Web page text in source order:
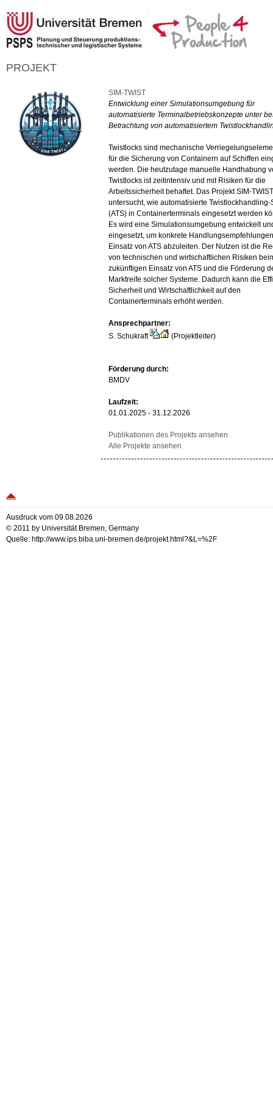
PROJEKT
SIM-TWIST
Entwicklung einer Simulationsumgebung für
automatisierte Terminalbetriebskonzepte unter
Betrachtung von automatisiertem
Twistlocks sind mechanische
für die Sicherung von Containern auf Schiffen
werden. Die heutzutage manuelle Handhabung
Twistlocks ist zeitintensiv und mit Risiken für die
Arbeitssicherheit behaftet. Das Projekt SIM-TWIST
untersucht, wie automatisierte Twistlockhandling-
(ATS) in Containerterminals eingesetzt werden
Es wird eine Simulationsumgebung entwickelt
eingesetzt, um konkrete
Einsatz von ATS abzuleiten. Der Nutzen ist die
von technischen und wirtschaftlichen Risiken
zukünftigen Einsatz von ATS und die Förderung
Marktreife solcher Systeme. Dadurch kann die
Sicherheit und Wirtschaftlichkeit auf den
Containerterminals erhöht werden.
Ansprechpartner:
S. Schukraft
(Projektleiter)
Förderung durch:
BMDV
Laufzeit:
01.01.2025 - 31.12.2026
Publikationen des Projekts ansehen
Alle Projekte ansehen
Ausdruck vom 09.08.2026
© 2011 by Universität Bremen, Germany
Quelle: http://www.ips.biba.uni-bremen.de/projekt.html?&L=%2F